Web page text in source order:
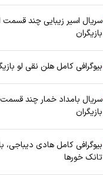
سریال اسیر زیبایی چند
بازیگران
بیوگرافی کامل هلن نقی لو
سریال بامداد خمار چند
بازیگران
بیوگرافی کامل هادی
تانک خورها